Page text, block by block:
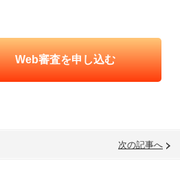
Web審査を申し込む
次の記事へ